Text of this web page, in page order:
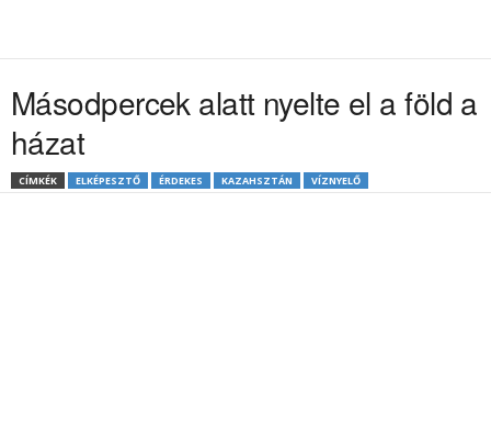
Másodpercek alatt nyelte el a föld a
házat
CÍMKÉK ELKÉPESZTŐ ÉRDEKES KAZAHSZTÁN VÍZNYELŐ